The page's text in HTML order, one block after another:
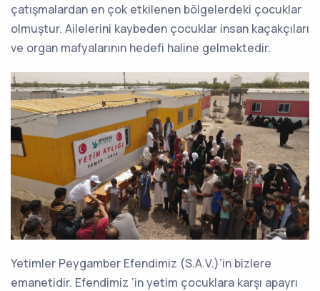
çatışmalardan en çok etkilenen bölgelerdeki çocuklar
olmuştur. Ailelerini kaybeden çocuklar insan kaçakçıları
ve organ mafyalarının hedefi haline gelmektedir.
Yetimler Peygamber Efendimiz (S.A.V.)’in bizlere
emanetidir. Efendimiz ’in yetim çocuklara karşı apayrı